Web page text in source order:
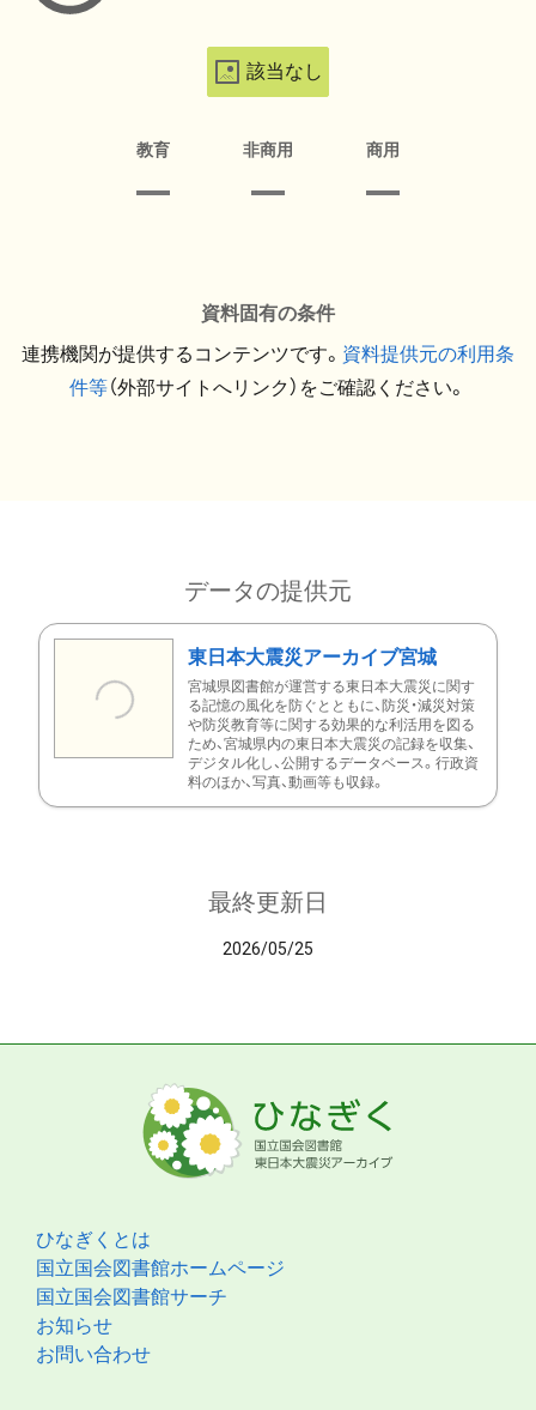
該当なし
教育 非商用 商用
資料固有の条件
連携機関が提供するコンテンツです。 資料提供元の利用条
件等（外部サイトへリンク）をご確認ください。
データの提供元
東日本大震災アーカイブ宮城
宮城県図書館が運営する東日本大震災に関す
る記憶の風化を防ぐとともに、防災・減災対策
や防災教育等に関する効果的な利活用を図る
ため、宮城県内の東日本大震災の記録を収集、
デジタル化し、公開するデータベース。行政資
料のほか、写真、動画等も収録。
最終更新日
2026/05/25
ひなぎくとは
国立国会図書館ホームページ
国立国会図書館サーチ
お知らせ
お問い合わせ